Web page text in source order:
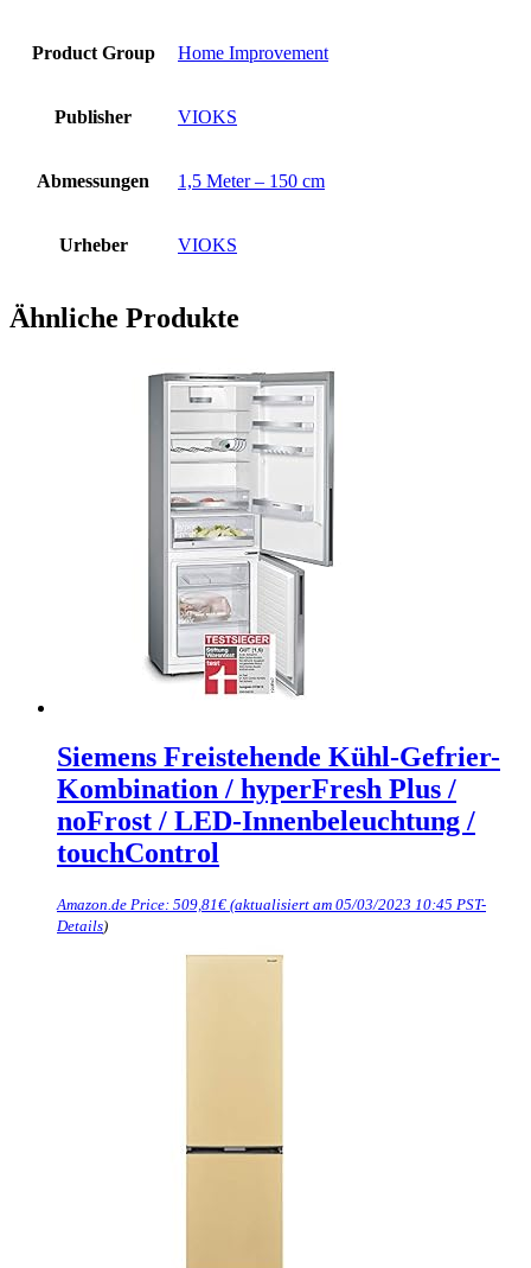
Product Group Home Improvement
Publisher VIOKS
Abmessungen 1,5 Meter – 150 cm
Urheber VIOKS
Ähnliche Produkte
Siemens Freistehende Kühl-Gefrier-
Kombination / hyperFresh Plus /
noFrost / LED-Innenbeleuchtung /
touchControl
Amazon.de Price: 509,81€ (aktualisiert am 05/03/2023 10:45 PST-
Details)